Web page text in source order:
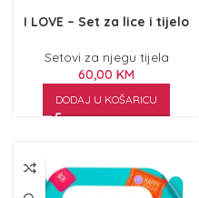
I LOVE – Set za lice i tijelo
Setovi za njegu tijela
60,00 KM
DODAJ U KOŠARICU